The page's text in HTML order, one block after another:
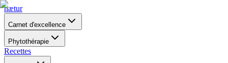
nætur
Carnet d'excellence
Phytothérapie
Recettes